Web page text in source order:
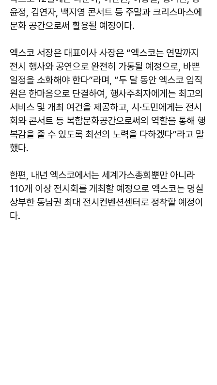
윤정, 김연자, 백지영 콘서트 등 주말과 크리스마스에
문화 공간으로써 활용될 예정이다.
엑스코 서장은 대표이사 사장은 “엑스코는 연말까지
전시 행사와 공연으로 완전히 가동될 예정으로, 바쁜
일정을 소화해야 한다”라며, “두 달 동안 엑스코 임직
원은 한마음으로 단결하여, 행사주최자에게는 최고의
서비스 및 개최 여건을 제공하고, 시·도민에게는 전시
회와 콘서트 등 복합문화공간으로써의 역할을 통해 행
복감을 줄 수 있도록 최선의 노력을 다하겠다”라고 말
했다.
한편, 내년 엑스코에서는 세계가스총회뿐만 아니라
110개 이상 전시회를 개최할 예정으로 엑스코는 명실
상부한 동남권 최대 전시컨벤션센터로 정착할 예정이
다.